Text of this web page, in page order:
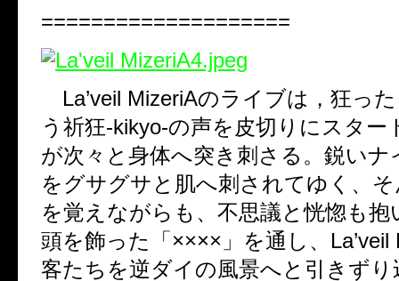
====================
La’veil MizeriAのライブは，狂っ
う祈狂-kikyo-の声を皮切りにスター
が次々と身体へ突き刺さる。鋭いナ
をグサグサと肌へ刺されてゆく、
を覚えながらも、不思議と恍惚も抱
頭を飾った「 ×××× 」を通し、
客たちを逆ダイの風景へと引きず